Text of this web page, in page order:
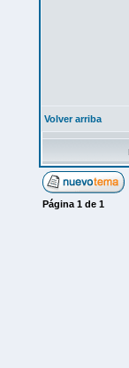
Volver arriba
Página 1 de 1